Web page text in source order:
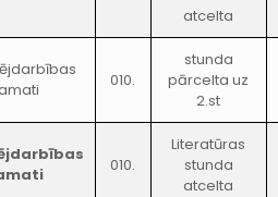
atcelta
010.
stunda
pārcelta uz
2.st
010.
Literatūras
stunda
atcelta